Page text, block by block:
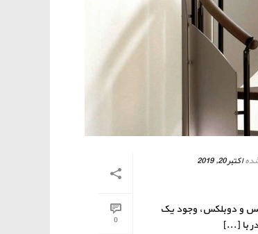
0
اکتبر 20, 2019
و دوبلکس، وجود یک
با [...]